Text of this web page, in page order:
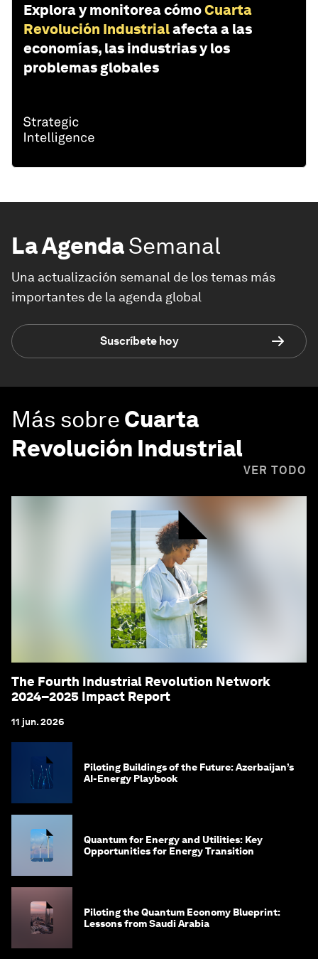
Explora y monitorea cómoCuarta
Revolución Industrialafecta a las
economías, las industrias y los
problemas globales
La AgendaSemanal
Una actualización semanal de los temas más
importantes de la agenda global
Suscríbete hoy
Más sobre Cuarta
Revolución Industrial
VER TODO
The Fourth Industrial Revolution Network
2024–2025 Impact Report
11 jun. 2026
Piloting Buildings of the Future: Azerbaijan’s
AI-Energy Playbook
Quantum for Energy and Utilities: Key
Opportunities for Energy Transition
Piloting the Quantum Economy Blueprint:
Lessons from Saudi Arabia